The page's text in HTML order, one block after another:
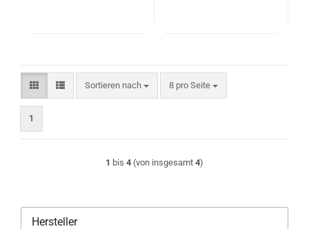
Sortieren nach
Sortieren nach 8 pro Seite
pro Seite
1
1 bis 4 (von insgesamt 4)
Hersteller